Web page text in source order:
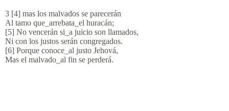
3 [4] mas los malvados se parecerán
Al tamo que_arrebata_el huracán;
[5] No vencerán si_a juicio son llamados,
Ni con los justos serán congregados.
[6] Porque conoce_al justo Jehová,
Mas el malvado_al fin se perderá.